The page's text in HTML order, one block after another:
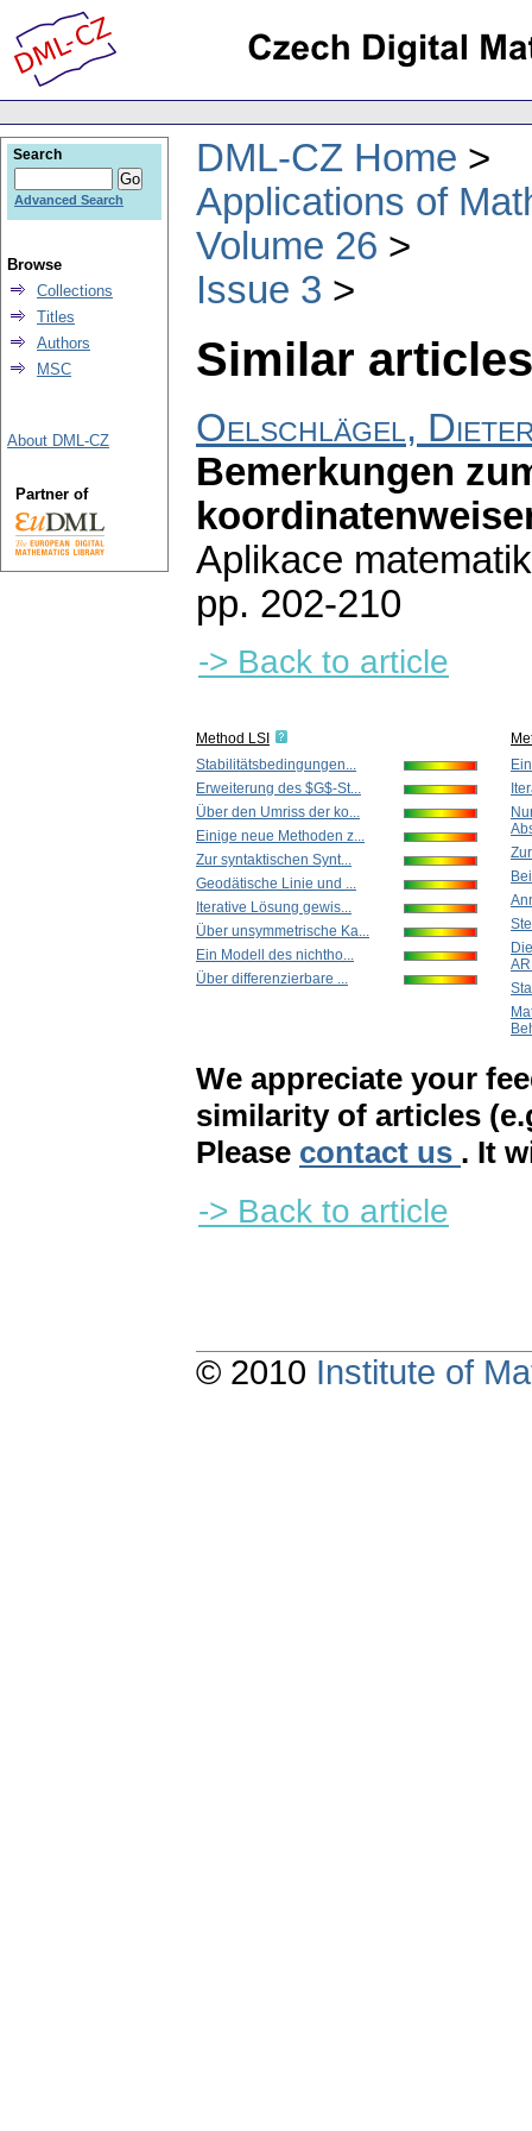
DML-CZ Home
Applications of
Volume 26
Issue 3
Similar
Oelschlägel,
Bemerkungen
Aplikace
pp. 202-210
-> Back to article
Method LSI
Stabilitätsbedingungen...
Erweiterung des $G$-St...
Über den Umriss der ko...
Einige neue Methoden z...
Zur syntaktischen Synt...
Geodätische Linie und ...
Iterative Lösung gewis...
Über unsymmetrische Ka...
Ein Modell des nichtho...
Über differenzierbare ...
We appreciate your
similarity of articles
Please contact us . It
-> Back to article
Search
Advanced Search
Browse
Collections
Titles
Authors
MSC
About DML-CZ
Partner of
© 2010 Institute of